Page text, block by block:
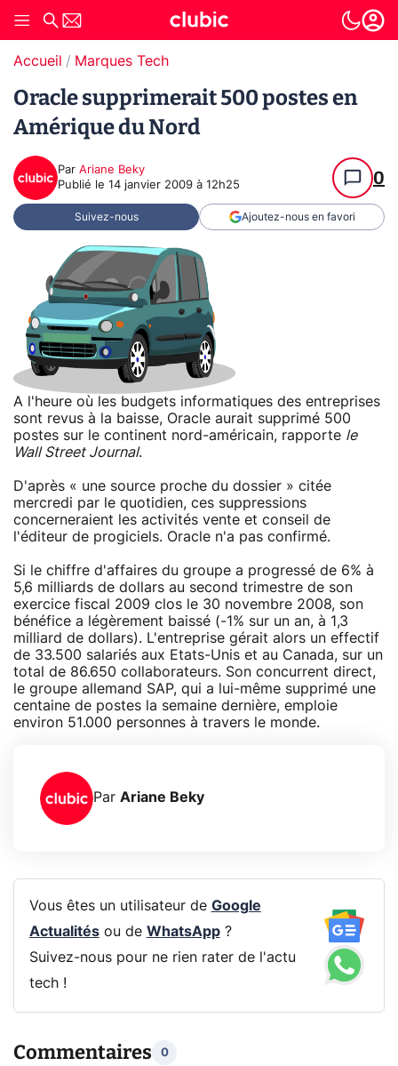
Accueil Marques Tech
Oracle supprimerait 500 postes en
Amérique du Nord
Par Ariane Beky
Publié le 14 janvier 2009 à 12h25 0
Suivez-nous Ajoutez-nous en favori
A l'heure où les budgets informatiques des entreprises
sont revus à la baisse, Oracle aurait supprimé 500
postes sur le continent nord-américain, rapporte le
Wall Street Journal.
D'après « une source proche du dossier » citée
mercredi par le quotidien, ces suppressions
concerneraient les activités vente et conseil de
l'éditeur de progiciels. Oracle n'a pas confirmé.
Si le chiffre d'affaires du groupe a progressé de 6% à
5,6 milliards de dollars au second trimestre de son
exercice fiscal 2009 clos le 30 novembre 2008, son
bénéfice a légèrement baissé (-1% sur un an, à 1,3
milliard de dollars). L'entreprise gérait alors un effectif
de 33.500 salariés aux Etats-Unis et au Canada, sur un
total de 86.650 collaborateurs. Son concurrent direct,
le groupe allemand SAP, qui a lui-même supprimé une
centaine de postes la semaine dernière, emploie
environ 51.000 personnes à travers le monde.
Par Ariane Beky
Vous êtes un utilisateur de Google
Actualitésou de WhatsApp?
Suivez-nous pour ne rien rater de l'actu
tech !
Commentaires 0